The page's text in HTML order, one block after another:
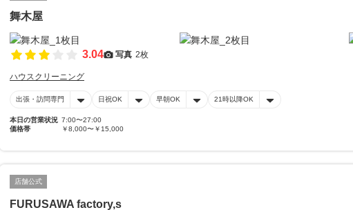
舞木屋
3.04 写真 2枚
ハウスクリーニング
出張・訪問専門 日祝OK 早朝OK 21時以降OK
本日の営業状況 7:00〜27:00
価格帯
￥8,000〜￥15,000
店舗公式
FURUSAWA factory,s